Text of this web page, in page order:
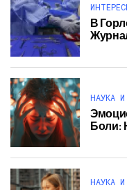
В
НАУКА
Боли:
НАУКА